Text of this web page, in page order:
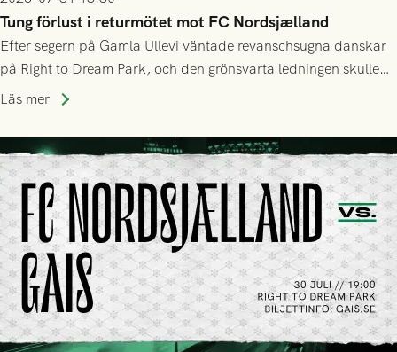
Tung förlust i returmötet mot FC Nordsjælland
Efter segern på Gamla Ullevi väntade revanschsugna danskar
på Right to Dream Park, och den grönsvarta ledningen skulle
upphöra efter mindre än kvarten spelad. På lika mark visade
tennissiffror och det grönsvarta europaäventyret tog slut.
Läs mer